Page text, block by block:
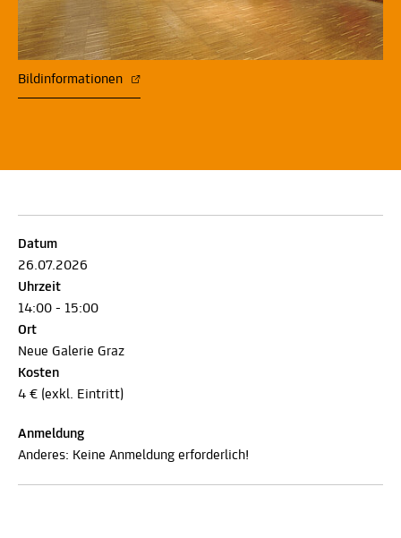
Bildinformationen
Datum
26.07.2026
Uhrzeit
14:00 - 15:00
Ort
Neue Galerie Graz
Kosten
4 € (exkl. Eintritt)
Anmeldung
Anderes: Keine Anmeldung erforderlich!